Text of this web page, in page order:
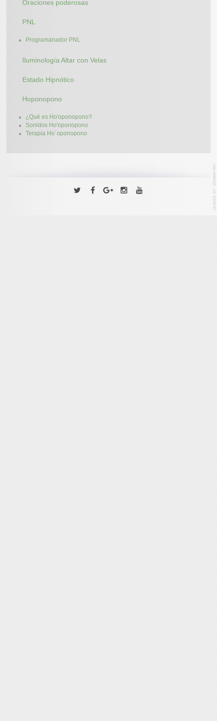
Oraciones poderosas
PNL
Programanador PNL
Iluminología Altar con Velas
Estado Hipnótico
Hoponopono
¿Qué es Ho'oponopono?
Sonidos Ho'oponopono
Terapia Ho´oponopono